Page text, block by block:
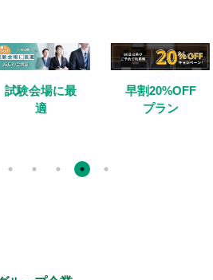
試験会場に最
適
早割20%OFF
プラン